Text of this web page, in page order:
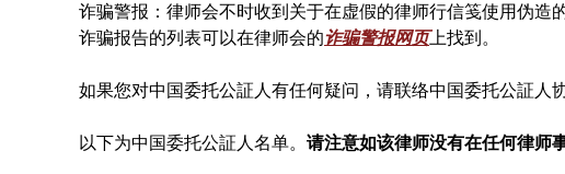
诈骗警报：律师会不时收到关于在虚假的律师行信笺使用伪
诈骗报告的列表可以在律师会的诈骗警报网页上找到。
如果您对中国委托公証人有任何疑问，请联络中国委托公証人
以下为中国委托公証人名单。 请注意如该律师没有在任何律师